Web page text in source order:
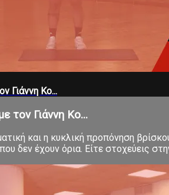
Γιάννη Κο...
τον Γιάννη Κο...
και η κυκλική προπόνηση
δεν έχουν όρια. Είτε στοχεύεις